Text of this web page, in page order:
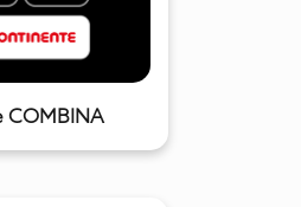
COMBINA